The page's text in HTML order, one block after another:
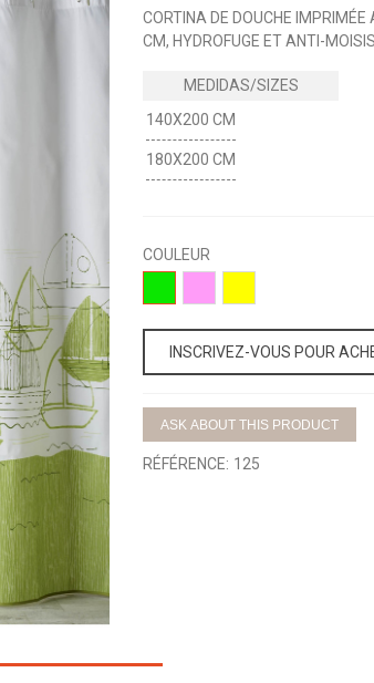
CORTINA DE DOUCHE
CM, HYDROFUGE ET ANTI-
140X200 CM
180X200 CM
COULEUR
VERDEROSAAMARILLO
INSCRIVEZ-VOUS POUR
ASK ABOUT THIS PRODUCT
RÉFÉRENCE: 125